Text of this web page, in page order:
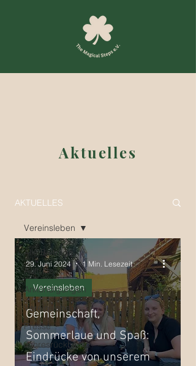
Aktuelles
AKTUELLES
Alle Beiträge
Auftritte
Ankündigungen
Vereinsleben
Presse
Jahresrückblicke
Vereinsleben
Gemeinschaft,
Sommerlaue und Spaß:
Eindrücke von unserem
Vereinsleben
29. Juni 2024 1 Min. Lesezeit